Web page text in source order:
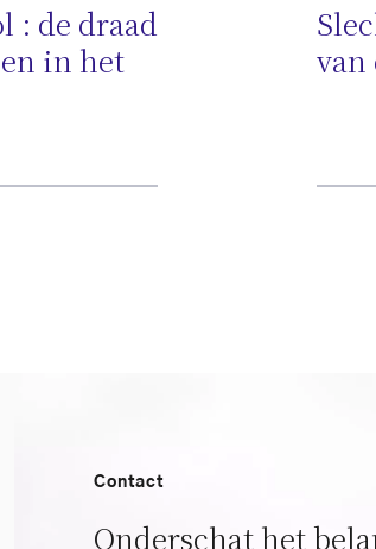
: de draad
in het
van
Contact
Onderschat het